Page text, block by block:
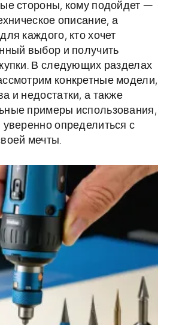
стороны, кому подойдет —
описание, а
каждого, кто хочет
выбор и получить
В следующих разделах
конкретные модели,
и недостатки, а также
примеры использования,
определиться с
мечты.